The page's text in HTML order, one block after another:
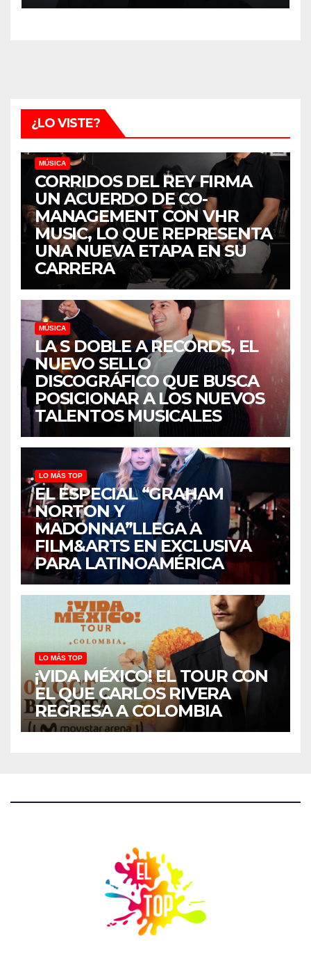
¿LO VISTE?
MÚSICA
CORRIDOS DEL REY FIRMA
UN ACUERDO DE CO-
MANAGEMENT CON VHR
MUSIC, LO QUE REPRESENTA
UNA NUEVA ETAPA EN SU
CARRERA
MÚSICA
LA S DOBLE A RECORDS, EL
NUEVO SELLO
DISCOGRÁFICO QUE BUSCA
POSICIONAR A LOS NUEVOS
TALENTOS MUSICALES
LO MÁS TOP
EL ESPECIAL “GRAHAM
NORTON Y
MADONNA”LLEGA A
FILM&ARTS EN EXCLUSIVA
PARA LATINOAMÉRICA
LO MÁS TOP
¡VIDA MÉXICO! EL TOUR CON
EL QUE CARLOS RIVERA
REGRESA A COLOMBIA